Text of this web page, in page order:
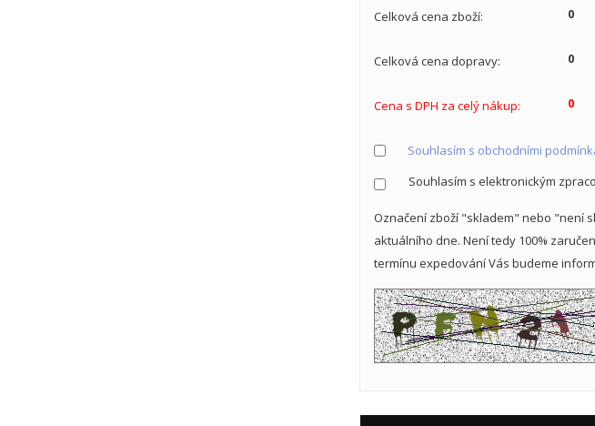
Celková cena zboží:
Celková cena dopravy:
Cena s DPH za celý nákup:
Souhlasím s obchodními
Souhlasím s elektronickým
Označení zboží "skladem" nebo "není
aktuálního dne. Není tedy 100%
termínu expedování Vás budeme